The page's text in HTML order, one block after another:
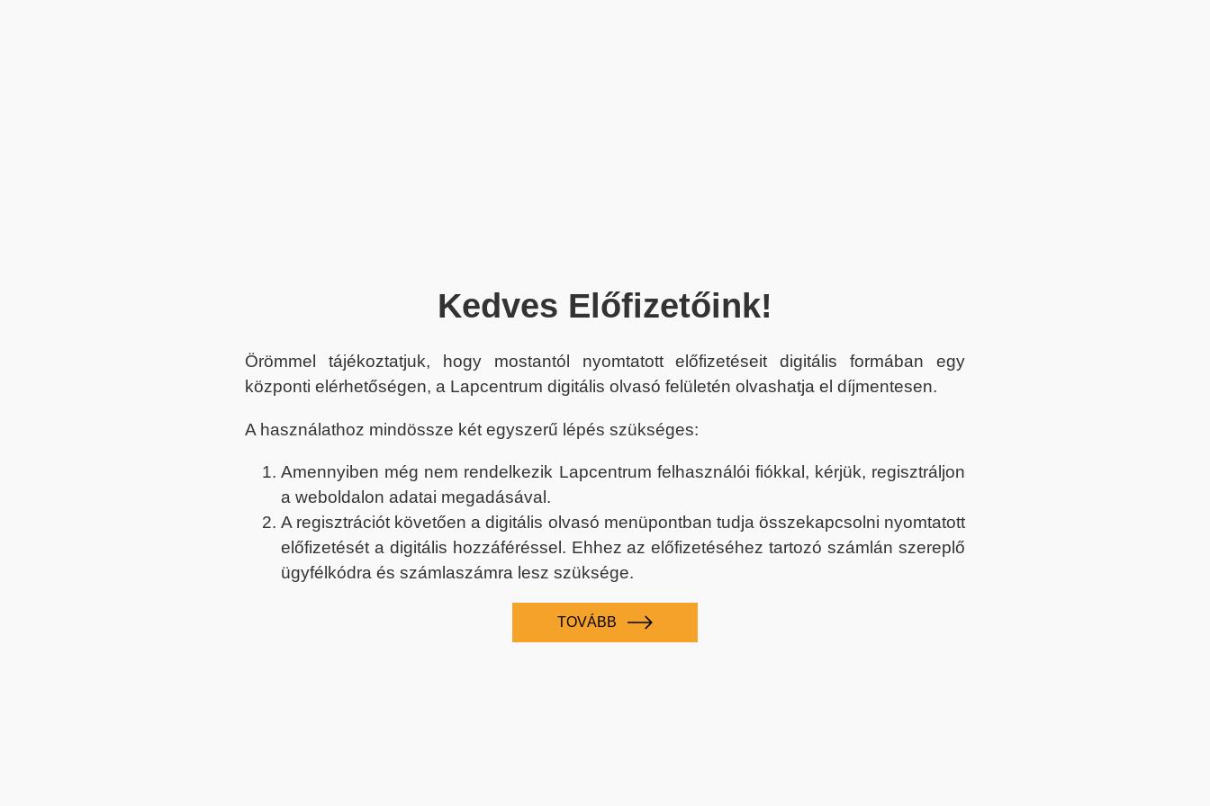
Kedves Előfizetőink!
Örömmel tájékoztatjuk, hogy mostantól nyomtatott előfizetéseit digitális formában egy
központi elérhetőségen, a Lapcentrum digitális olvasó felületén olvashatja el díjmentesen.
A használathoz mindössze két egyszerű lépés szükséges:
Amennyiben még nem rendelkezik Lapcentrum felhasználói fiókkal, kérjük, regisztráljon
a weboldalon adatai megadásával.
A regisztrációt követően a digitális olvasó menüpontban tudja összekapcsolni nyomtatott
előfizetését a digitális hozzáféréssel. Ehhez az előfizetéséhez tartozó számlán szereplő
ügyfélkódra és számlaszámra lesz szüksége.
TOVÁBB